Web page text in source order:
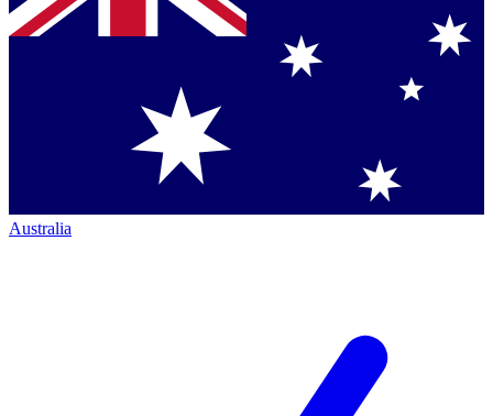
Australia